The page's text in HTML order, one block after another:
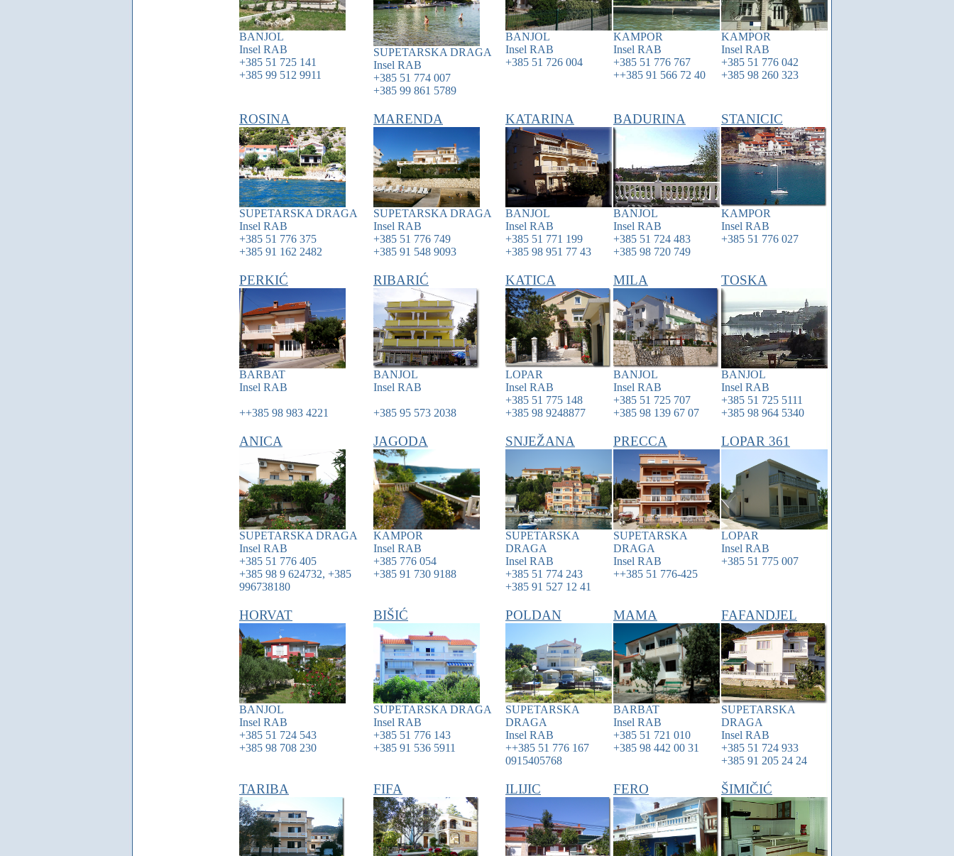
BANJOL
Insel RAB
+385 51 725 141
+385 99 512 9911
SUPETARSKA DRAGA
Insel RAB
+385 51 774 007
+385 99 861 5789
BANJOL
Insel RAB
+385 51 726 004
KAMPOR
Insel RAB
+385 51 776 767
++385 91 566 72 40
KAMPOR
Insel RAB
+385 51 776 042
+385 98 260 323
ROSINA
SUPETARSKA DRAGA
Insel RAB
+385 51 776 375
+385 91 162 2482
MARENDA
SUPETARSKA DRAGA
Insel RAB
+385 51 776 749
+385 91 548 9093
KATARINA
BANJOL
Insel RAB
+385 51 771 199
+385 98 951 77 43
BADURINA
BANJOL
Insel RAB
+385 51 724 483
+385 98 720 749
STANICIC
KAMPOR
Insel RAB
+385 51 776 027
PERKIĆ
BARBAT
Insel RAB
++385 98 983 4221
RIBARIĆ
BANJOL
Insel RAB
+385 95 573 2038
KATICA
LOPAR
Insel RAB
+385 51 775 148
+385 98 9248877
MILA
BANJOL
Insel RAB
+385 51 725 707
+385 98 139 67 07
TOSKA
BANJOL
Insel RAB
+385 51 725 5111
+385 98 964 5340
ANICA
SUPETARSKA DRAGA
Insel RAB
+385 51 776 405
+385 98 9 624732, +385
996738180
JAGODA
KAMPOR
Insel RAB
+385 776 054
+385 91 730 9188
SNJEŽANA
SUPETARSKA
DRAGA
Insel RAB
+385 51 774 243
+385 91 527 12 41
PRECCA
SUPETARSKA
DRAGA
Insel RAB
++385 51 776-425
LOPAR 361
LOPAR
Insel RAB
+385 51 775 007
HORVAT
BANJOL
Insel RAB
+385 51 724 543
+385 98 708 230
BIŠIĆ
SUPETARSKA DRAGA
Insel RAB
+385 51 776 143
+385 91 536 5911
POLDAN
SUPETARSKA
DRAGA
Insel RAB
++385 51 776 167
0915405768
MAMA
BARBAT
Insel RAB
+385 51 721 010
+385 98 442 00 31
FAFANDJEL
SUPETARSKA
DRAGA
Insel RAB
+385 51 724 933
+385 91 205 24 24
TARIBA FIFA ILIJIC FERO ŠIMIČIĆ